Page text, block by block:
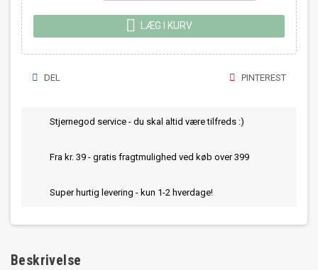
 LÆG I KURV
DEL PINTEREST
Stjernegod service - du skal altid være tilfreds :)
Fra kr. 39 - gratis fragtmulighed ved køb over 399
Super hurtig levering - kun 1-2 hverdage!
Beskrivelse